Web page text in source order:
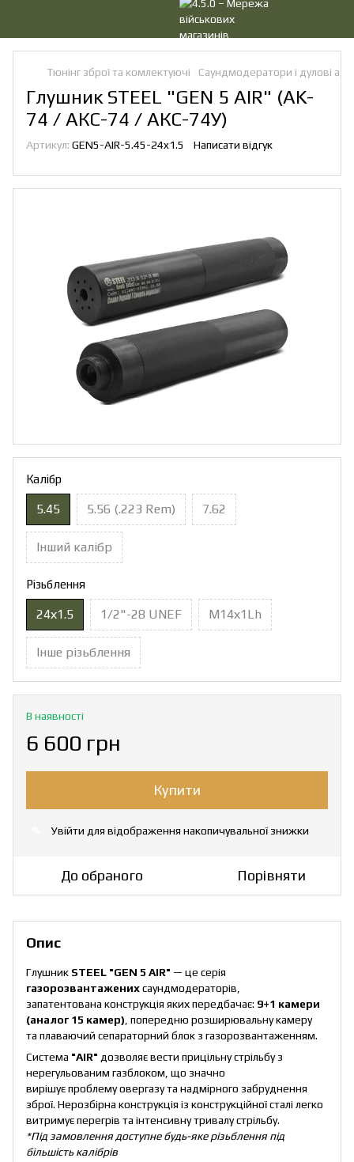
Тюнінг зброї та комлектуючі Саундмодератори і дулові
Глушник STEEL "GEN 5 AIR" (AK-
74 / АКС-74 / АКС-74У)
Артикул: GEN5-AIR-5.45-24x1.5 Написати відгук
Калібр
5.45 5.56 (.223 Rem) 7.62
Інший калібр
Різьблення
24х1.5 1/2"-28 UNEF М14х1Lh
Інше різьблення
В наявності
6 600 грн
Купити
Увійти для відображення накопичувальної знижки
До обраного Порівняти
Опис
Глушник STEEL "GEN 5 AIR" — це серія
газорозвантаженихсаундмодераторів,
запатентована конструкція яких передбачає: 9+1 камери
(аналог 15 камер) , попередню розширювальну камеру
та плаваючий сепараторний блок з газорозвантаженням.
Система "AIR" дозволяє вести прицільну стрільбу з
нерегульованим газблоком, що значно
вирішує проблему овергазу та надмірного забруднення
зброї. Нерозбірна конструкція із конструкційної сталі легко
витримує перегрів та інтенсивну тривалу стрільбу.
*Під замовлення доступне будь-яке різьблення під
більшість калібрів